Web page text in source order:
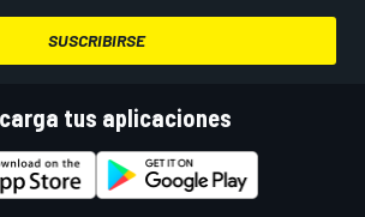
SUSCRIBIRSE
tus aplicaciones